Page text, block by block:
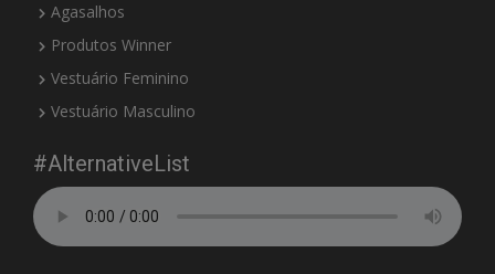
Agasalhos
Produtos Winner
Vestuário Feminino
Vestuário Masculino
#AlternativeList